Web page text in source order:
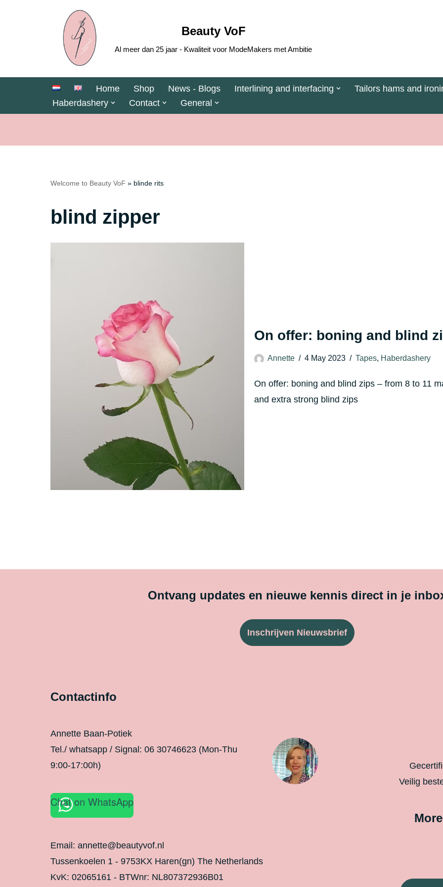
Beauty VoF
Al meer dan 25 jaar - Kwaliteit voor ModeMakers met Ambitie
Home Shop News - Blogs Interlining and interfacing
Tailors hams and
Haberdashery
Contact General
Welcome to Beauty VoF » blinde rits
blind zipper
On offer: boning and blind
Annette 4 May 2023 Tapes Haberdashery
On offer: boning and blind zips – from 8 to 11
and extra strong blind zips
Ontvang updates en nieuwe kennis direct in je
Inschrijven Nieuwsbrief
Contactinfo
Annette Baan-Potiek
Tel./ whatsapp / Signal: 06 30746623 (Mon-Thu
9:00-17:00h)
Chat on WhatsApp
Email: annette@beautyvof.nl
Tussenkoelen 1 - 9753KX Haren(gn) The Netherlands
KvK: 02065161 - BTWnr: NL807372936B01
Veilig